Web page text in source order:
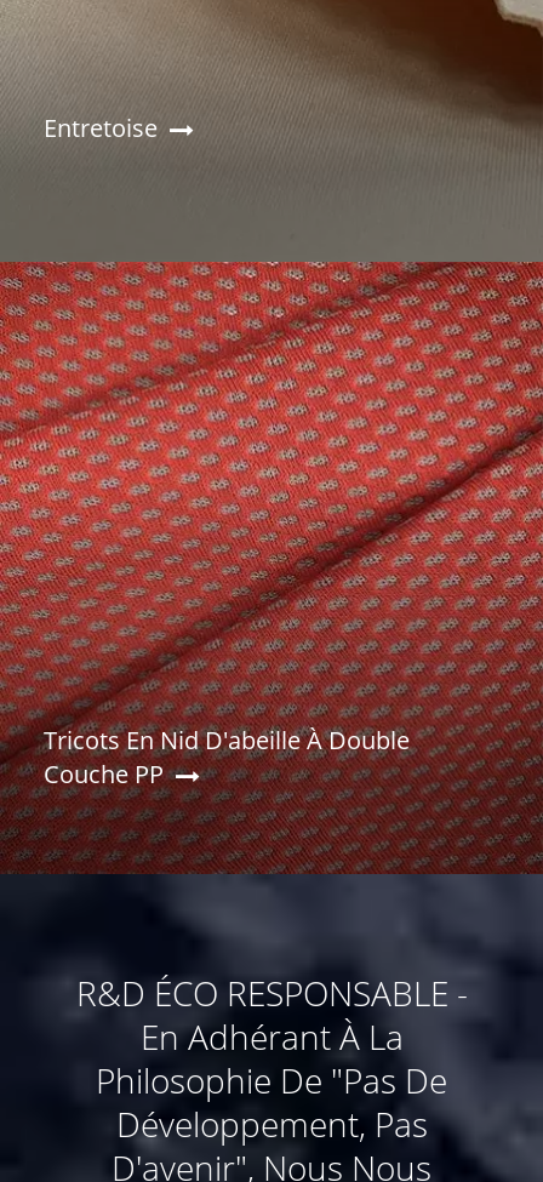
Entretoise
Tricots En Nid D'abeille À Double
Couche PP
R&D ÉCO RESPONSABLE -
En Adhérant À La
Philosophie De "Pas De
Développement, Pas
D'avenir", Nous Nous